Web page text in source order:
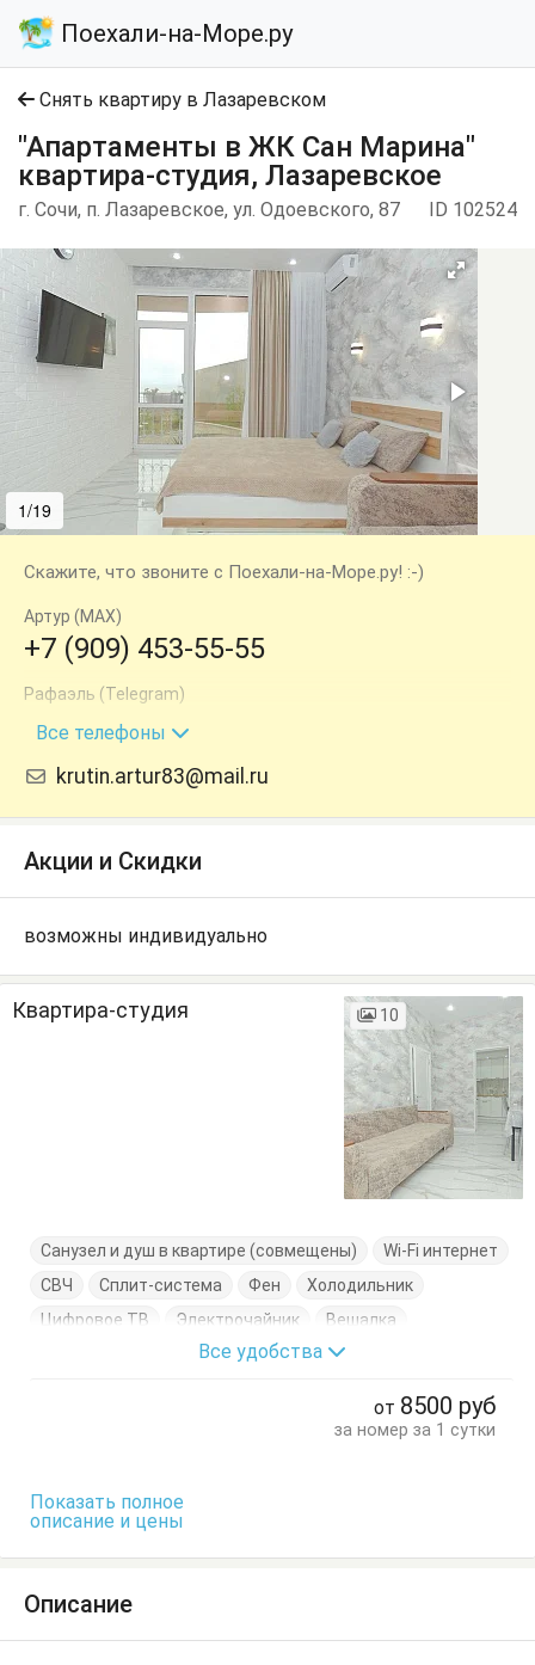
Поехали-на-Море.ру
Снять квартиру в Лазаревском
"Апартаменты в ЖК Сан Марина"
квартира-студия, Лазаревское
г. Сочи, п. Лазаревское, ул. Одоевского, 87 ID 102524
1/19
Скажите, что звоните с Поехали-на-Море.ру! :-)
Артур (MAX)
+7 (909) 453-55-55
Рафаэль (Telegram)
+7 (928) 813-85-55
Все телефоны
krutin.artur83@mail.ru
Акции и Скидки
возможны индивидуально
Квартира-студия 10
Санузел и душ в квартире (совмещены)
Wi-Fi интернет
СВЧ
Сплит-система Фен
Холодильник
Цифровое ТВ
Электрочайник
Вешалка
Кровать двуспальная
Все удобства
от 8500 руб
за номер за 1 сутки
Показать полное
описание и цены
Описание